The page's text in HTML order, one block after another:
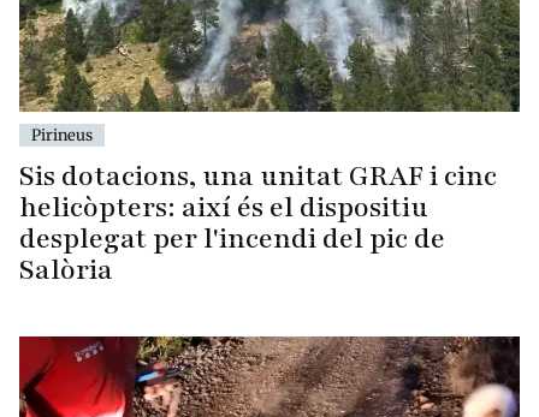
Pirineus
Sis dotacions, una unitat GRAF i cinc
helicòpters: així és el dispositiu
desplegat per l'incendi del pic de
Salòria